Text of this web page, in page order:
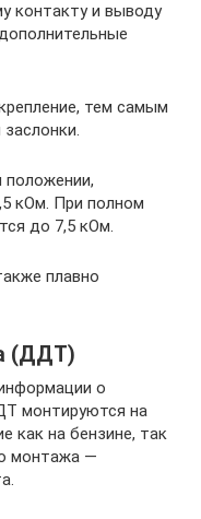
контакту и выводу
тем самым
положении,
кОм. При полном
до 7,5 кОм.
плавно
(ДДТ)
о
монтируются на
как на бензине, так
монтажа —